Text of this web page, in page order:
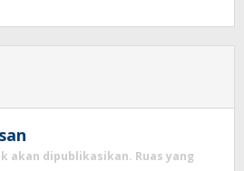
akan dipublikasikan. Ruas yang